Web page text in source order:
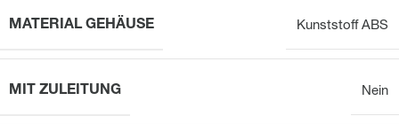
MATERIAL GEHÄUSE Kunststoff ABS
MIT ZULEITUNG Nein